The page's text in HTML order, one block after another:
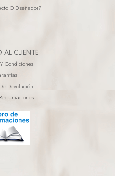
O Diseñador?
AL CLIENTE
Condiciones
Devolución